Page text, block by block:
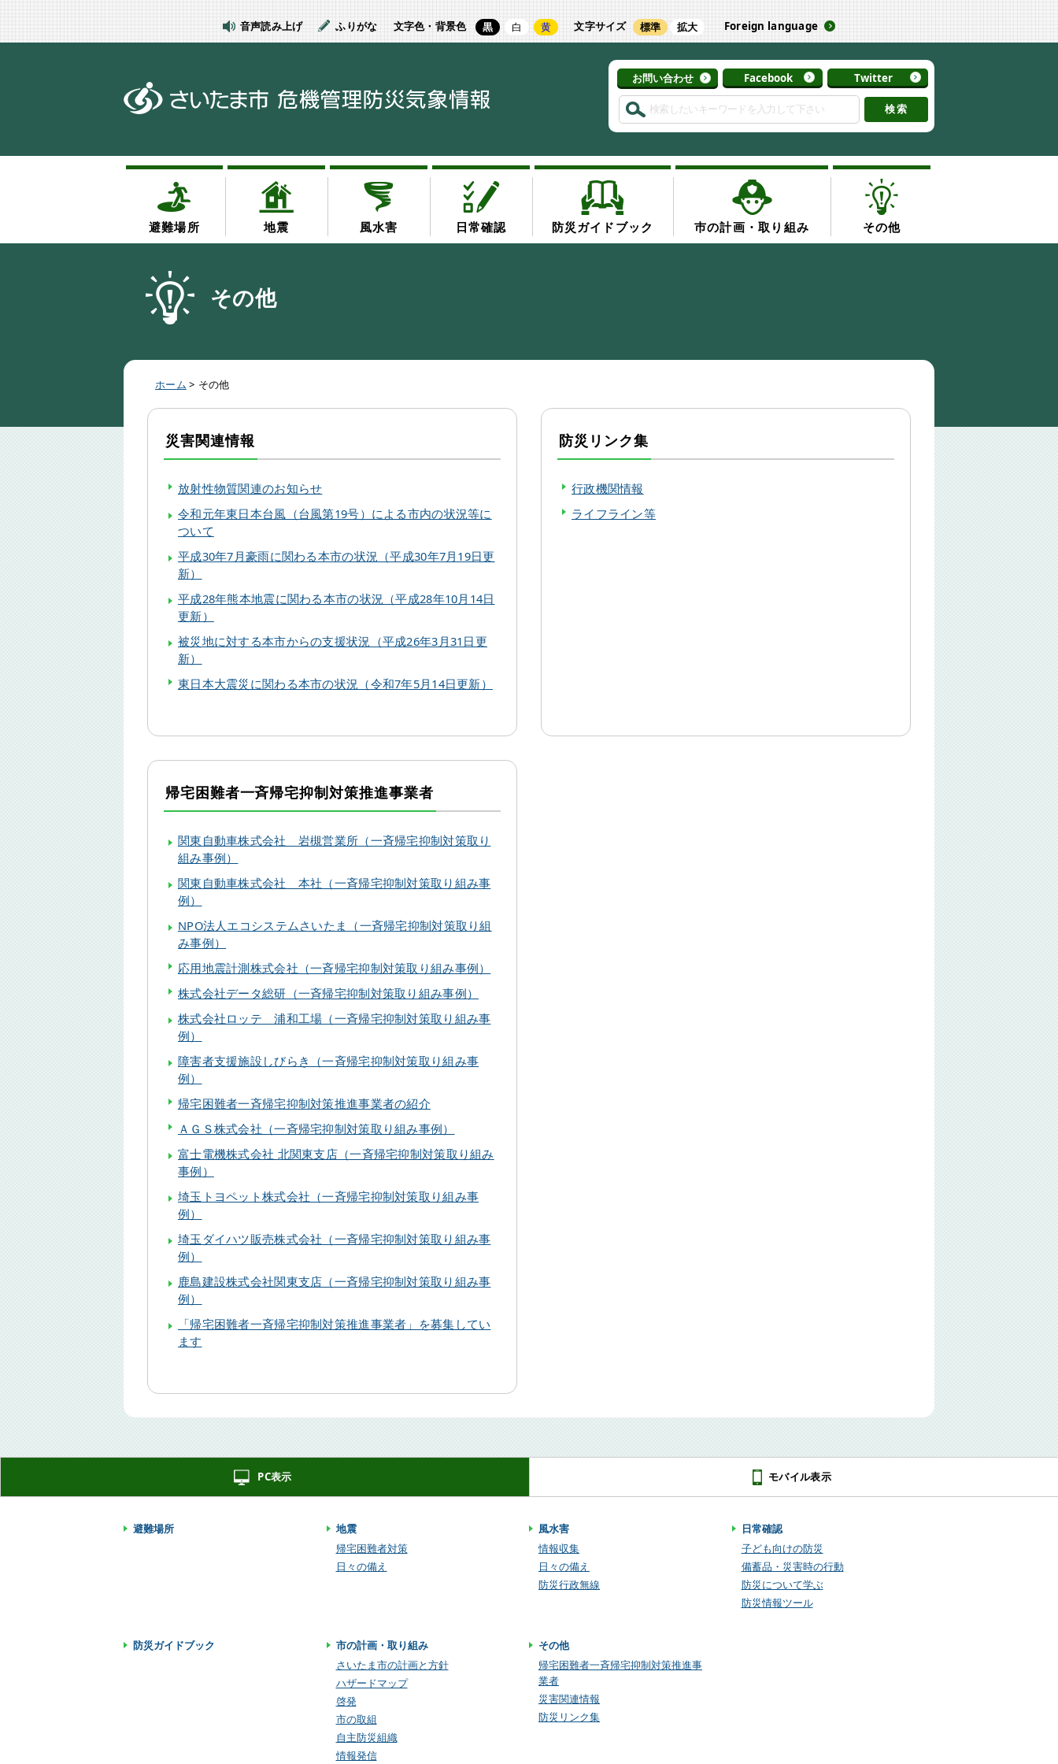
音声読み上げ ふりがな 文字色・背景色 黒 白 黄 文字サイズ 標準 拡大 Foreign language
お問い合わせ Facebook Twitter
検索
避難場所 地震 風水害 日常確認 防災ガイドブック 巿の計画・取り組み その他
その他
ホーム > その他
災害関連情報
放射性物質関連のお知らせ
令和元年東日本台風（台風第19号）による市内の状況等に
ついて
平成30年7月豪雨に関わる本市の状況（平成30年7月19日更
新）
平成28年熊本地震に関わる本市の状況（平成28年10月14日
更新）
被災地に対する本市からの支援状況（平成26年3月31日更
新）
東日本大震災に関わる本市の状況（令和7年5月14日更新）
防災リンク集
行政機関情報
ライフライン等
帰宅困難者一斉帰宅抑制対策推進事業者
関東自動車株式会社 岩槻営業所（一斉帰宅抑制対策取り
組み事例）
関東自動車株式会社 本社（一斉帰宅抑制対策取り組み事
例）
NPO法人エコシステムさいたま（一斉帰宅抑制対策取り組
み事例）
応用地震計測株式会社（一斉帰宅抑制対策取り組み事例）
株式会社データ総研（一斉帰宅抑制対策取り組み事例）
株式会社ロッテ 浦和工場（一斉帰宅抑制対策取り組み事
例）
障害者支援施設しびらき（一斉帰宅抑制対策取り組み事
例）
帰宅困難者一斉帰宅抑制対策推進事業者の紹介
ＡＧＳ株式会社（一斉帰宅抑制対策取り組み事例）
富士電機株式会社 北関東支店（一斉帰宅抑制対策取り組み
事例）
埼玉トヨペット株式会社（一斉帰宅抑制対策取り組み事
例）
埼玉ダイハツ販売株式会社（一斉帰宅抑制対策取り組み事
例）
鹿島建設株式会社関東支店（一斉帰宅抑制対策取り組み事
例）
「帰宅困難者一斉帰宅抑制対策推進事業者」を募集してい
ます
PC表示 モバイル表示
避難場所 地震
帰宅困難者対策
日々の備え
風水害
情報収集
日々の備え
防災行政無線
日常確認
子ども向けの防災
備蓄品・災害時の行動
防災について学ぶ
防災情報ツール
防災ガイドブック 市の計画・取り組み
さいたま市の計画と方針
ハザードマップ
啓発
市の取組
自主防災組織
情報発信
その他
帰宅困難者一斉帰宅抑制対策推進事
業者
災害関連情報
防災リンク集